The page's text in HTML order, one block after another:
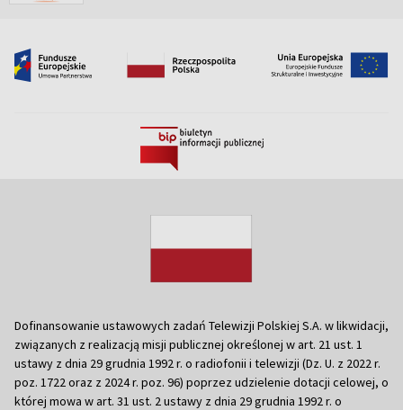
Dofinansowanie ustawowych zadań Telewizji Polskiej S.A. w likwidacji,
związanych z realizacją misji publicznej określonej w art. 21 ust. 1
ustawy z dnia 29 grudnia 1992 r. o radiofonii i telewizji (Dz. U. z 2022 r.
poz. 1722 oraz z 2024 r. poz. 96) poprzez udzielenie dotacji celowej, o
której mowa w art. 31 ust. 2 ustawy z dnia 29 grudnia 1992 r. o